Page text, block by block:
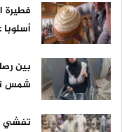
فطيرة
أسلوبا
بين
شمس
تفشي